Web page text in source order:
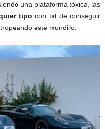
una plataforma tóxica, las
tipo con tal de conseguir
este mundillo.